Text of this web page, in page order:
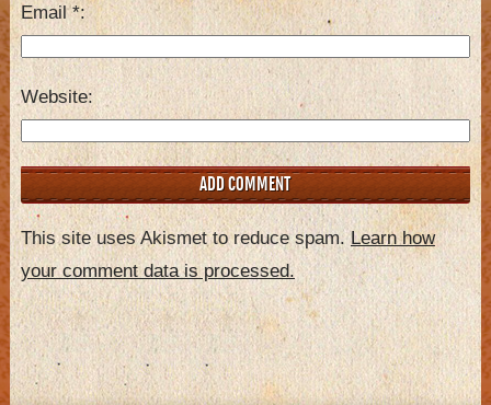
Email*
Website
This site uses Akismet to reduce spam.Learn how
your comment data is processed.